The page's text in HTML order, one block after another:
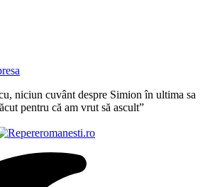
niciun cuvânt despre Simion în ultima sa
pentru că am vrut să ascult”